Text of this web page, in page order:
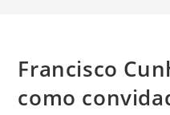
Francisco
como